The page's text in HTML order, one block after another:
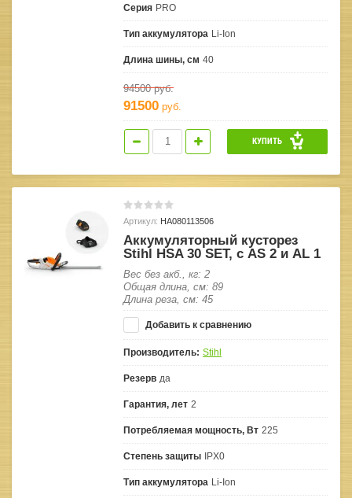
Серия PRO
Тип аккумулятора Li-Ion
Длина шины, см 40
94500руб.
91500 руб.
КУПИТЬ
Артикул: HA080113506
Аккумуляторный кусторез
Stihl HSA 30 SET, с AS 2 и AL 1
Вес без акб., кг: 2
Общая длина, см: 89
Длина реза, см: 45
Добавить к сравнению
Производитель: Stihl
Резерв да
Гарантия, лет 2
Потребляемая мощность, Вт 225
Степень защиты IPX0
Тип аккумулятора Li-Ion